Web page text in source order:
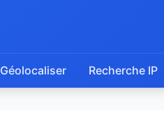
Géolocaliser Recherche IP